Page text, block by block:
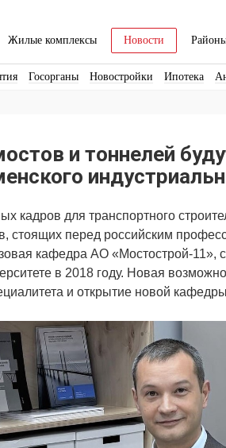
Жилые комплексы Новости
Госорганы Новостройки Ипотека
и тоннелей
кадров для транспортного
стоящих перед российским
кафедра АО «Мостострой-11»,
в 2018 году. Новая
и открытие новой